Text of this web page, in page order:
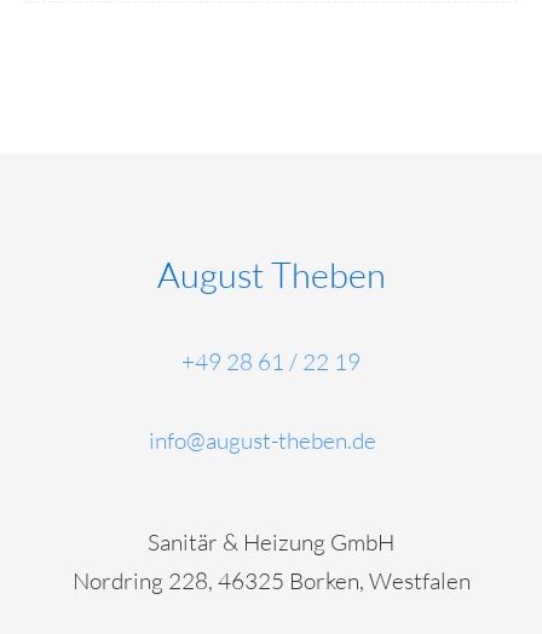
August Theben
+49 28 61 / 22 19
info@august-theben.de
Sanitär & Heizung GmbH
Nordring 228, 46325 Borken, Westfalen